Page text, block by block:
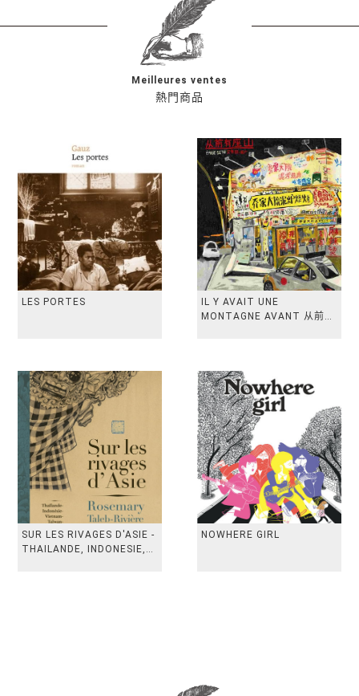
熱門商品
Meilleures ventes
LES PORTES
IL Y AVAIT UNE
MONTAGNE AVANT 从前有
SUR LES RIVAGES D'ASIE -
THAILANDE, INDONESIE,
NOWHERE GIRL